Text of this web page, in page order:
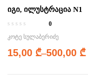
იგი, ილუსტრაცია N1
0
კოტე სულაბერიძე
15,00 ₾–500,00 ₾